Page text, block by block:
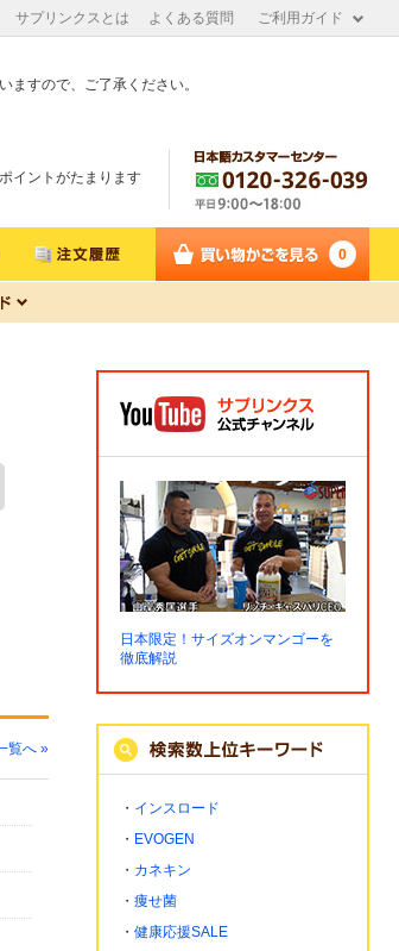
サプリンクスとは よくある質問 ご利用ガイド
ますので、ご了承ください。
イントがたまります
0
覧へ »
日本限定！サイズオンマンゴーを
徹底解説
・ インスロード
・ EVOGEN
・ カネキン
・ 痩せ菌
・ 健康応援SALE